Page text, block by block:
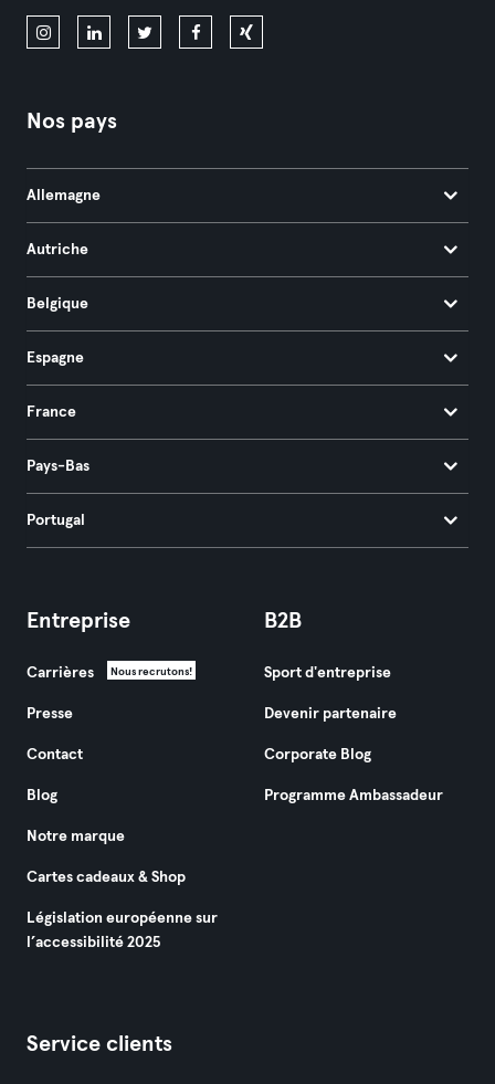
Nos pays
Allemagne
Autriche
Belgique
Espagne
France
Pays-Bas
Portugal
Entreprise
Carrières Nous recrutons!
Presse
Contact
Blog
Notre marque
Cartes cadeaux & Shop
Législation européenne sur
l’accessibilité 2025
B2B
Sport d'entreprise
Devenir partenaire
Corporate Blog
Programme Ambassadeur
Service clients